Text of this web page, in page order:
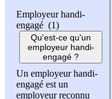
Employeur handi-
engagé (1)
Qu'est-ce qu'un
employeur handi-
engagé ?
Un employeur handi-
engagé est un
employeur reconnu